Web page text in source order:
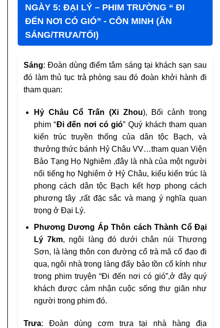
NGÀY 5: ĐẠI LÝ – PHIM TRƯỜNG “ ĐI
ĐẾN NƠI CÓ GIÓ” - CÔN MINH (ĂN
SÁNG/TRƯA/TỐI)
Sáng: Đoàn dùng điểm tâm sáng tại khách sạn sau
đó làm thủ tục trả phòng sau đó đoàn khởi hành đi
tham quan:
Hỷ Châu Cổ Trấn (Xi Zhou), Bối cảnh trong
phim “Đi đến nơi có gió” Quý khách tham quan
kiến trúc truyền thống của dân tộc Bạch, và
thưởng thức bánh Hỷ Châu VV…tham quan Viện
Bảo Tạng Họ Nghiêm ,đây là nhà của một người
nổi tiếng họ Nghiêm ở Hỷ Châu, kiểu kiến trúc là
phong cách dân tộc Bạch kết hợp phong cách
phương tây ,rất đặc sắc và mang ý nghĩa quan
trọng ở Đại Lý.
Phương Dương Áp Thôn cách Thành Cổ Đại
Lý 7km, ngôi làng đó dưới chân núi Thương
Sơn, là làng thôn con đường cổ trà mã cổ đạo đi
qua, ngôi nhà trong làng đấy bảo tồn cổ kính như
trong phim truyện “Đi đến nơi có gió”,ở đây quý
khách được cảm nhận cuộc sống thư giãn như
người trong phim đó.
Trưa: Đoàn dùng cơm trưa tại nhà hàng địa